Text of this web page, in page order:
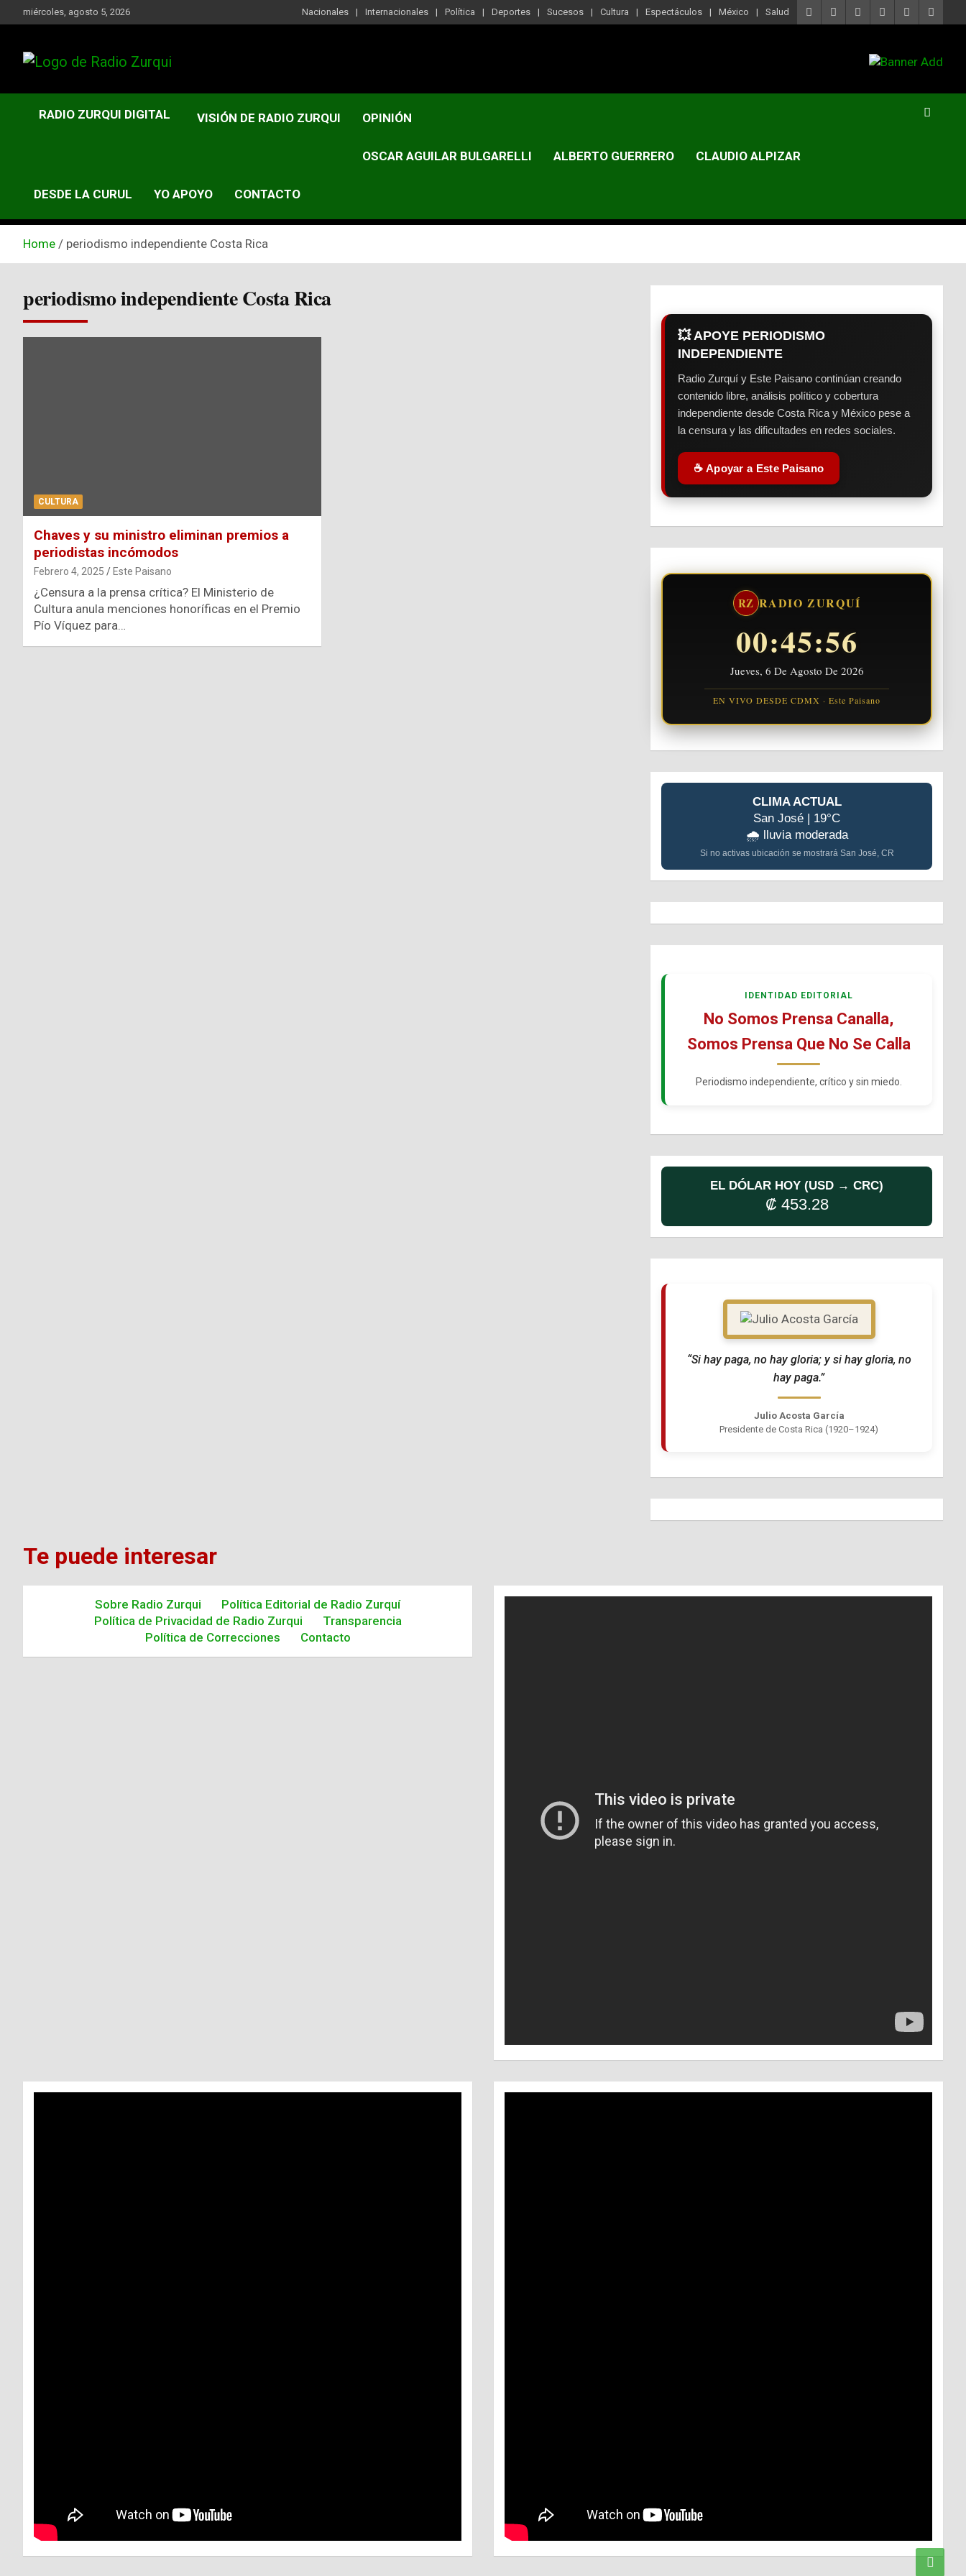
to
miércoles, agosto 5, 2026 Nacionales Internacionales Política Deportes Sucesos Cultura Espectáculos México Salud
Radio Zurqui
RADIO ZURQUI DIGITAL VISIÓN DE RADIO ZURQUI OPINIÓN
OSCAR AGUILAR BULGARELLI ALBERTO GUERRERO CLAUDIO ALPIZAR
DESDE LA CURUL YO APOYO CONTACTO
Home periodismo independiente Costa Rica
periodismo independiente Costa Rica
CULTURA
Chaves y su ministro eliminan premios a
periodistas incómodos
Febrero 4, 2025 Este Paisano
¿Censura a la prensa crítica? El Ministerio de
Cultura anula menciones honoríficas en el Premio
Pío Víquez para…
💥 APOYE PERIODISMO
INDEPENDIENTE
Radio Zurquí y Este Paisano continúan creando
contenido libre, análisis político y cobertura
independiente desde Costa Rica y México pese a
la censura y las dificultades en redes sociales.
☕ Apoyar a Este Paisano
RZ RADIO ZURQUÍ
00:45:57
Jueves, 6 De Agosto De 2026
EN VIVO DESDE CDMX · Este Paisano
CLIMA ACTUAL
San José | 19°C
🌧️ lluvia moderada
Si no activas ubicación se mostrará San José, CR
IDENTIDAD EDITORIAL
No Somos Prensa Canalla,
Somos Prensa Que No Se Calla
Periodismo independiente, crítico y sin miedo.
EL DÓLAR HOY (USD → CRC)
₡ 453.28
“Si hay paga, no hay gloria; y si hay gloria, no
hay paga.”
Julio Acosta García
Presidente de Costa Rica (1920–1924)
Te puede interesar
Sobre Radio Zurqui
Política Editorial de Radio Zurquí
Política de Privacidad de Radio Zurqui
Transparencia
Política de Correcciones
Contacto